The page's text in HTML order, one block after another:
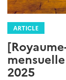
ARTICLE
2025